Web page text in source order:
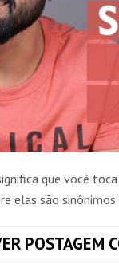
que você
elas são
POSTAGEM